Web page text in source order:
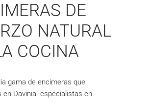
DE
NATURAL
COCINA
gama de encimeras que
en Davinia -especialistas en